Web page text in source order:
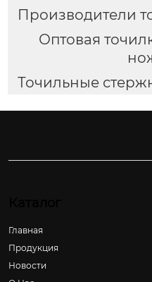
Производители
Оптовая
Точильные
Главная
Продукция
Новости